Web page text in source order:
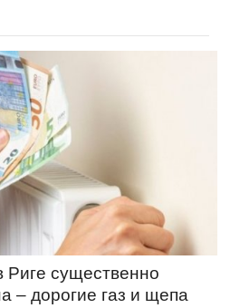
Риге существенно
– дорогие газ и щепа